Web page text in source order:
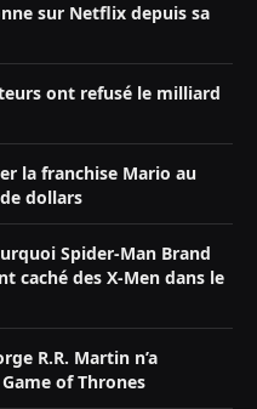
sur Netflix depuis sa
ont refusé le milliard
la franchise Mario au
dollars
Spider-Man Brand
caché des X-Men dans le
R.R. Martin n’a
of Thrones